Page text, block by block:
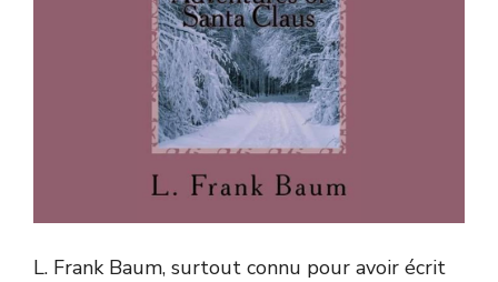
L. Frank Baum, surtout connu pour avoir écrit